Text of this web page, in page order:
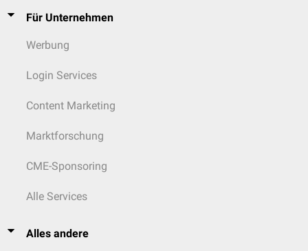
Für Unternehmen
Werbung
Login Services
Content Marketing
Marktforschung
CME-Sponsoring
Alle Services
Alles andere